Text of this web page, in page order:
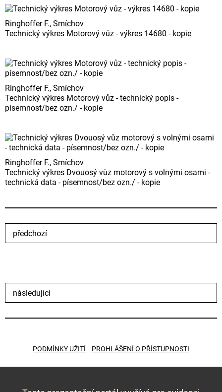
Ringhoffer F., Smíchov
Technický výkres Motorový vůz - výkres 14680 - kopie
Ringhoffer F., Smíchov
Technický výkres Motorový vůz - technický popis -
písemnost/bez ozn./ - kopie
Ringhoffer F., Smíchov
Technický výkres Dvouosý vůz motorový s volnými osami -
technická data - písemnost/bez ozn./ - kopie
předchozí
následující
PODMÍNKY UŽITÍ PROHLÁŠENÍ O PŘÍSTUPNOSTI